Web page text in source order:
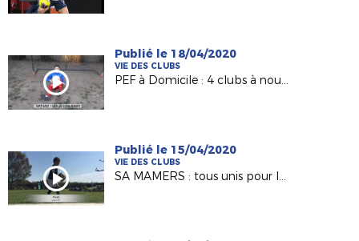
Publié le 18/04/2020
VIE DES CLUBS
PEF à Domicile : 4 clubs à nouveau représentés !
Publié le 15/04/2020
VIE DES CLUBS
SA MAMERS : tous unis pour les 100 ans !